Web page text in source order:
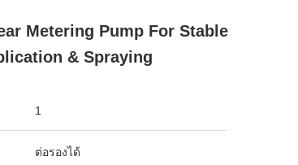
Metering Pump For Stable
& Spraying
1
ต่อรองได้